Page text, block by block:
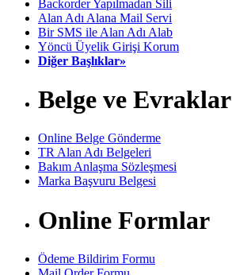
Backorder Yapılmadan Sili
Alan Adı Alana Mail Servi
Bir SMS ile Alan Adı Alab
Yöncü Üyelik Girişi Korum
Diğer Başlıklar»
Belge ve Evraklar
Online Belge Gönderme
TR Alan Adı Belgeleri
Bakım Anlaşma Sözleşmesi
Marka Başvuru Belgesi
Online Formlar
Ödeme Bildirim Formu